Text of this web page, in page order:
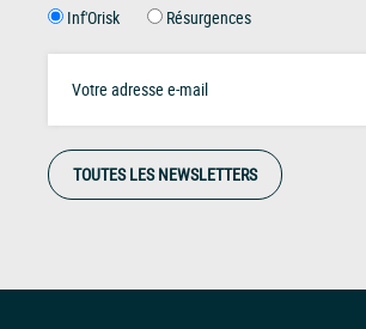
Inf'Orisk Résurgences
TOUTES LES NEWSLETTERS